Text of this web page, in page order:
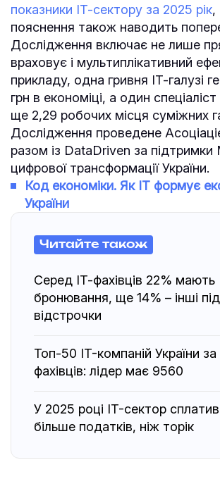
показники ІТ-сектору за 2025 рік,
пояснення також наводить
Дослідження включає не лише
враховує і мультиплікативний
прикладу, одна гривня ІТ-галузі
грн в економіці, а один
ще 2,29 робочих місця суміжних
Дослідження проведене
разом із DataDriven за підтримки
цифрової трансформації України.
Код економіки. Як ІТ формує
України
Читайте також
Серед ІТ-фахівців 22% мають
бронювання, ще 14% – інші
відстрочки
Топ-50 IT-компаній України за
фахівців: лідер має 9560
У 2025 році IT-сектор
більше податків, ніж торік